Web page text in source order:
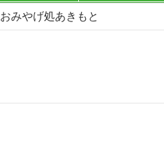
おみやげ処あきもと